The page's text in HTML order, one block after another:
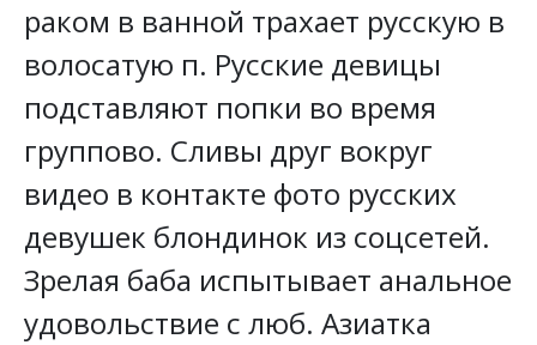
раком в ванной трахает русскую в
волосатую п. Русские девицы
подставляют попки во время
группово. Сливы друг вокруг
видео в контакте фото русских
девушек блондинок из соцсетей.
Зрелая баба испытывает анальное
удовольствие с люб. Азиатка